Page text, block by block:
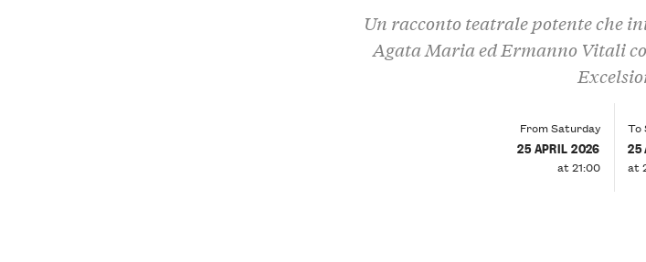
Un racconto teatrale potente che
Agata Maria ed Ermanno Vitali
From Saturday
25 APRIL 2026
at 21:00
To
25
at